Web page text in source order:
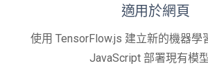
適用於網頁
使用 TensorFlow.js 建立新的機器學
JavaScript 部署現有模